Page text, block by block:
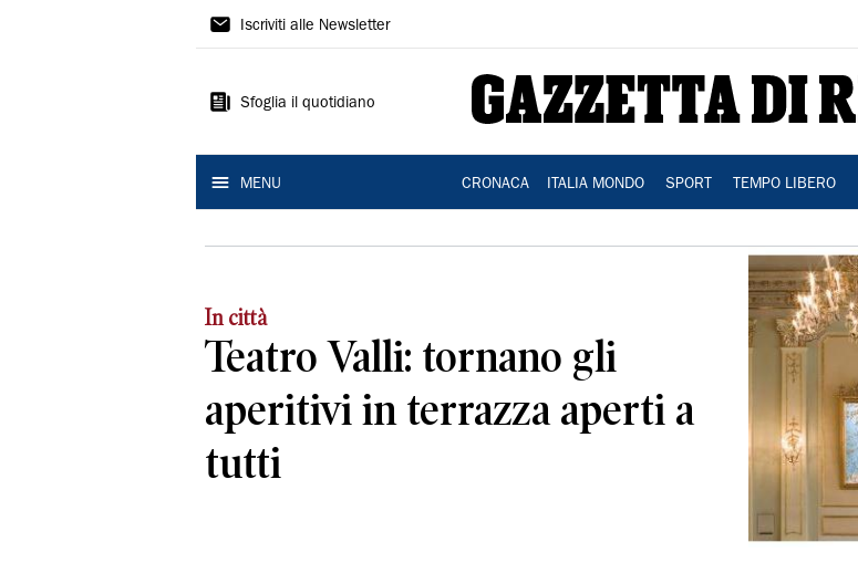
Gazzetta
Reggio
Iscriviti alle Newsletter
Sfoglia il quotidiano
MENU CRONACA ITALIA MONDO SPORT TEMPO LIBERO
In città
Teatro Valli: tornano gli
aperitivi in terrazza aperti a
tutti